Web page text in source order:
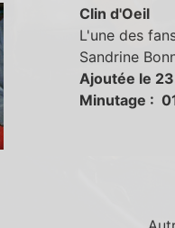
Clin d'Oeil
L'une des
Sandrine
Ajoutée le
Minutage :